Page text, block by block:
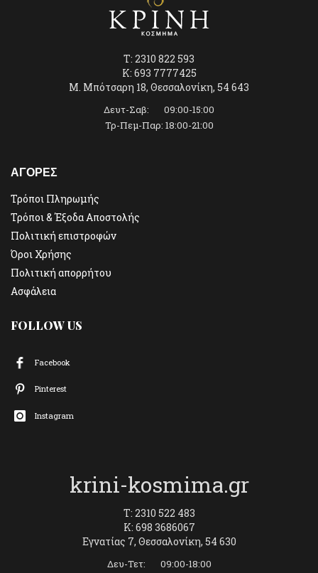
T: 2310 822 593
K: 693 7777425
Μ. Μπότσαρη 18, Θεσσαλονίκη, 54 643
Δευτ-Σαβ: 09:00-15:00
Τρ-Πεμ-Παρ: 18:00-21:00
ΑΓΟΡΕΣ
Τρόποι Πληρωμής
Τρόποι & Έξοδα Αποστολής
Πολιτική επιστροφών
Όροι Χρήσης
Πολιτική απορρήτου
Ασφάλεια
FOLLOW US
Facebook
Pinterest
Instagram
krini-kosmima.gr
T: 2310 522 483
K: 698 3686067
Εγνατίας 7, Θεσσαλονίκη, 54 630
Δευ-Τετ: 09:00-18:00